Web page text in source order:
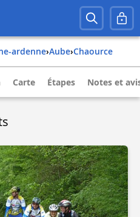
ardenne› aube› chaource
Carte Étapes Notes et